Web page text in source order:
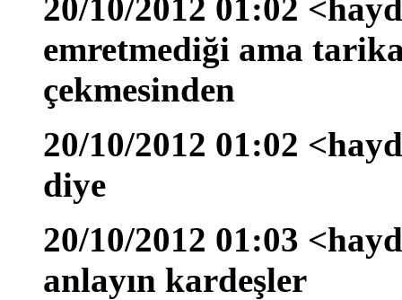
20/10/2012 01:02
emretmediği ama
çekmesinden
20/10/2012 01:02
diye
20/10/2012 01:03
anlayın kardeşler